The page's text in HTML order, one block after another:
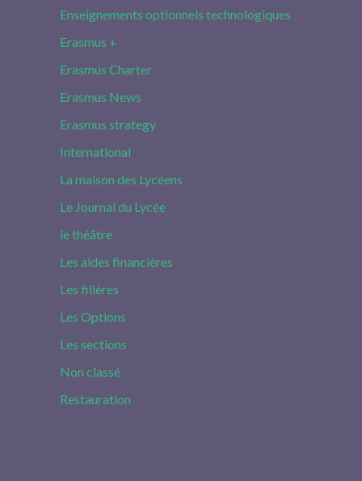
Enseignements optionnels technologiques
Erasmus +
Erasmus Charter
Erasmus News
Erasmus strategy
International
La maison des Lycéens
Le Journal du Lycée
le théâtre
Les aides financières
Les filières
Les Options
Les sections
Non classé
Restauration